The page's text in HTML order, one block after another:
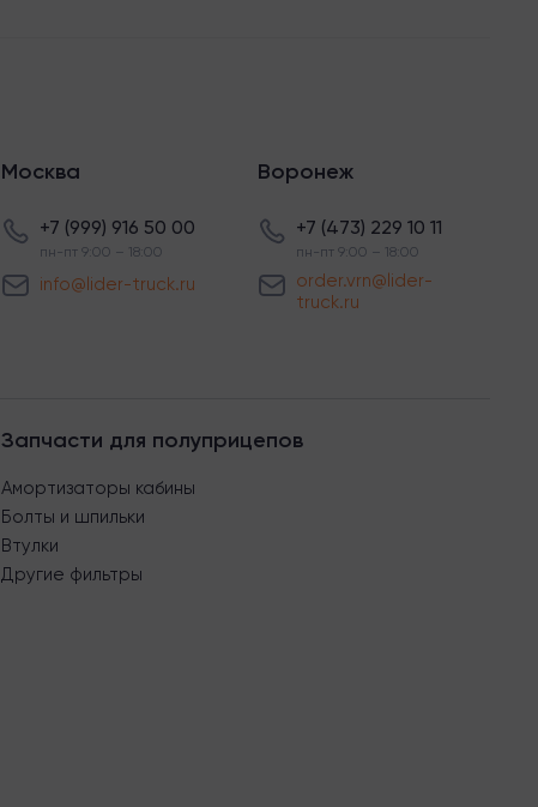
Москва
+7 (999) 916 50 00
пн-пт 9:00 – 18:00
info@lider-truck.ru
Воронеж
+7 (473) 229 10 11
пн-пт 9:00 – 18:00
order.vrn@lider-
truck.ru
Запчасти для полуприцепов
Амортизаторы кабины
Болты и шпильки
Втулки
Другие фильтры